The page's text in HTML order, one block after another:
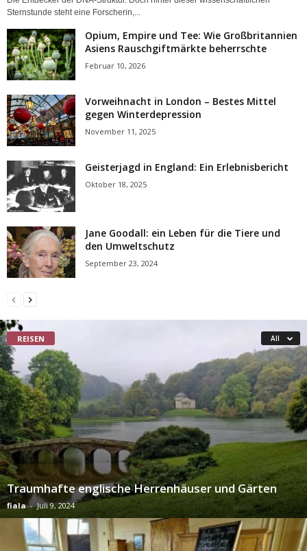
Sternstunde steht eine Forscherin,...
Opium, Empire und Tee: Wie Großbritannien
Asiens Rauschgiftmärkte beherrschte
Februar 10, 2026
Vorweihnacht in London – Bestes Mittel
gegen Winterdepression
November 11, 2025
Geisterjagd in England: Ein Erlebnisbericht
Oktober 18, 2025
Jane Goodall: ein Leben für die Tiere und
den Umweltschutz
September 23, 2024
REISEN All
Traumhafte englische Herrenhäuser und Gärten
fiala - Juli 9, 2024